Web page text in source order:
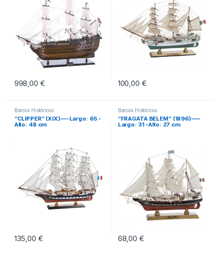
998,00 € 100,00 €
Barcos Históricos
“CLIPPER” (XIX)—-Largo: 65 -
Alto: 48 cm
135,00 €
Barcos Históricos
“FRAGATA BELEM” (1896)—–
Largo: 31 -Alto: 27 cm
68,00 €